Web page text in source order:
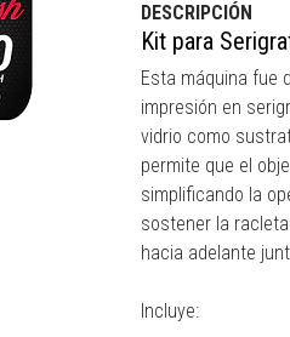
DESCRIPCIÓN
Kit para
Esta máquina fue
impresión en
vidrio como
permite que el
simplificando la
sostener la
hacia adelante
Incluye: